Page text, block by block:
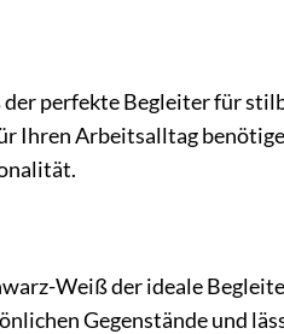
perfekte Begleiter für
Ihren Arbeitsalltag
Weiß der ideale
Gegenstände und